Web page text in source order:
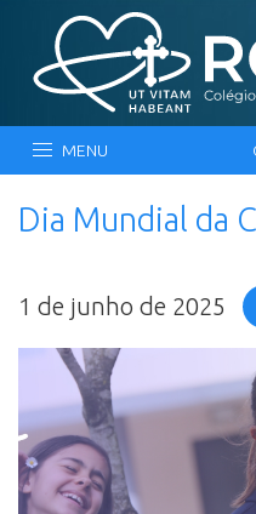
MENU
Dia Mundial da
1 de junho de 2025